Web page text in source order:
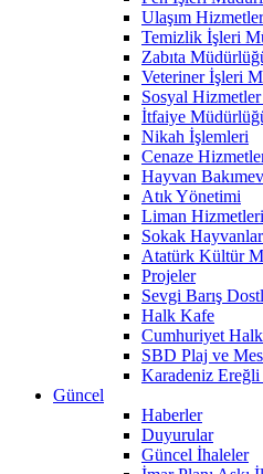
Ulaşım
Temizlik İşleri
Zabıta
Veteriner İşleri
Sosyal
İtfaiye
Nikah İşlemleri
Cenaze
Hayvan
Atık Yönetimi
Liman Hizmetleri
Sokak
Atatürk Kültür
Projeler
Sevgi Barış
Halk Kafe
Cumhuriyet
SBD Plaj ve
Karadeniz
Güncel
Haberler
Duyurular
Güncel İhaleler